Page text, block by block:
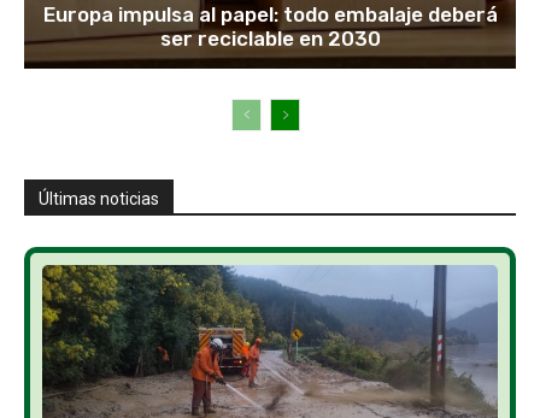
Europa impulsa al papel: todo embalaje deberá
ser reciclable en 2030
Últimas noticias